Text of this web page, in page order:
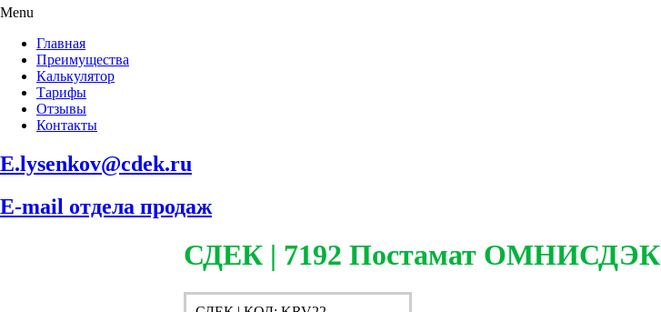
Menu
Главная
Преимущества
Калькулятор
Тарифы
Отзывы
Контакты
E.lysenkov@cdek.ru
E-mail отдела продаж
СДЕК | 7192 Постамат ОМНИСДЭК